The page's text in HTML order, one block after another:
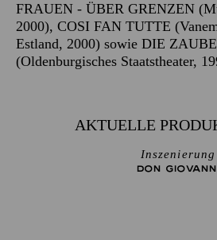
FRAUEN - ÜBER GRENZEN
2000), COSI FAN TUTTE
Estland, 2000) sowie DIE
(Oldenburgisches Staatstheater,
AKTUELLE
Inszenierung
DON